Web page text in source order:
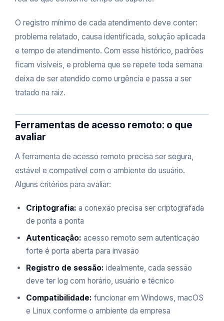
O registro mínimo de cada atendimento deve conter:
problema relatado, causa identificada, solução aplicada
e tempo de atendimento. Com esse histórico, padrões
ficam visíveis, e problema que se repete toda semana
deixa de ser atendido como urgência e passa a ser
tratado na raiz.
Ferramentas de acesso remoto: o que
avaliar
A ferramenta de acesso remoto precisa ser segura,
estável e compatível com o ambiente do usuário.
Alguns critérios para avaliar:
Criptografia: a conexão precisa ser criptografada
de ponta a ponta
Autenticação: acesso remoto sem autenticação
forte é porta aberta para invasão
Registro de sessão: idealmente, cada sessão
deve ter log com horário, usuário e técnico
Compatibilidade: funcionar em Windows, macOS
e Linux conforme o ambiente da empresa